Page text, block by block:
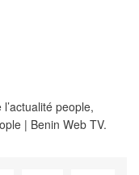
people,
| Benin Web TV.